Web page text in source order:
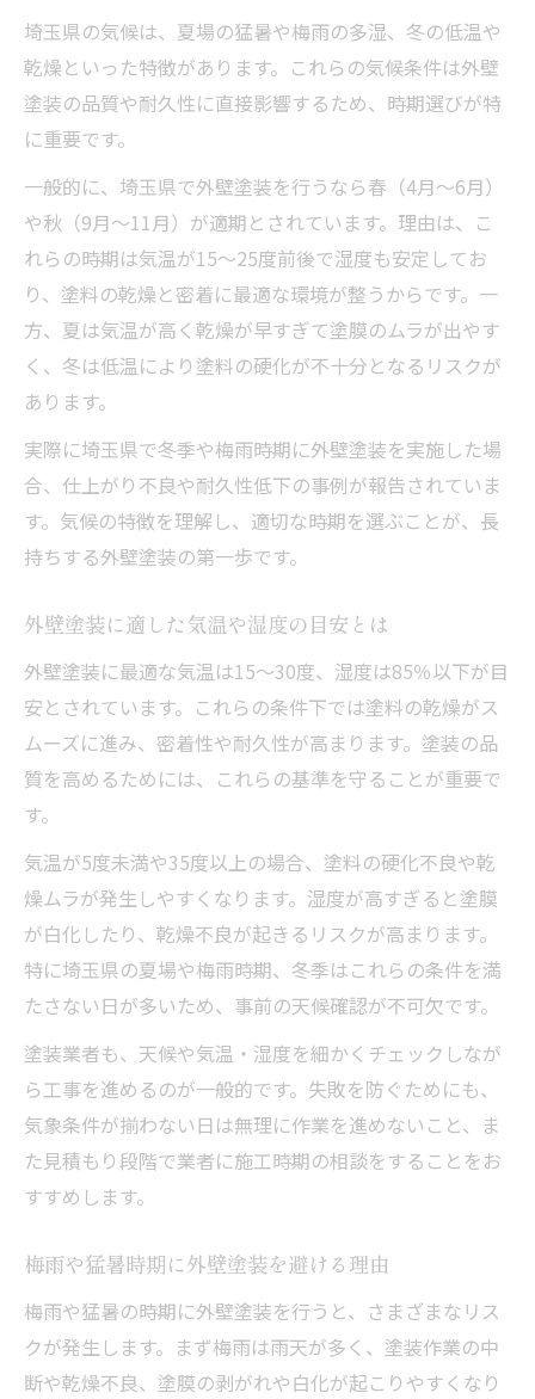
外壁塗装では湿度と風を必ずチェックしよ
う
高湿度時の外壁塗装が招くトラブル例
外壁塗装の乾燥不良を防ぐ湿度管理術
外壁塗装で飛散防止に必要な現場対策
外壁塗装で避けたい天候リスク徹底解説
外壁塗装で起こりうる天候リスクを知ろう
塗装を避けるべき天気とその理由
外壁塗装に影響する雨・雪・霜のリスク解
説
天候変化への柔軟な対応で外壁塗装を成功
へ
埼玉県の気候は、夏場の猛暑や梅雨の多湿、冬の低温や
乾燥といった特徴があります。これらの気候条件は外壁
塗装の品質や耐久性に直接影響するため、時期選びが特
に重要です。
一般的に、埼玉県で外壁塗装を行うなら春（4月～6月）
や秋（9月～11月）が適期とされています。理由は、こ
れらの時期は気温が15～25度前後で湿度も安定してお
り、塗料の乾燥と密着に最適な環境が整うからです。一
方、夏は気温が高く乾燥が早すぎて塗膜のムラが出やす
く、冬は低温により塗料の硬化が不十分となるリスクが
あります。
実際に埼玉県で冬季や梅雨時期に外壁塗装を実施した場
合、仕上がり不良や耐久性低下の事例が報告されていま
す。気候の特徴を理解し、適切な時期を選ぶことが、長
持ちする外壁塗装の第一歩です。
外壁塗装に適した気温や湿度の目安とは
外壁塗装に最適な気温は15～30度、湿度は85％以下が目
安とされています。これらの条件下では塗料の乾燥がス
ムーズに進み、密着性や耐久性が高まります。塗装の品
質を高めるためには、これらの基準を守ることが重要で
す。
気温が5度未満や35度以上の場合、塗料の硬化不良や乾
燥ムラが発生しやすくなります。湿度が高すぎると塗膜
が白化したり、乾燥不良が起きるリスクが高まります。
特に埼玉県の夏場や梅雨時期、冬季はこれらの条件を満
たさない日が多いため、事前の天候確認が不可欠です。
塗装業者も、天候や気温・湿度を細かくチェックしなが
ら工事を進めるのが一般的です。失敗を防ぐためにも、
気象条件が揃わない日は無理に作業を進めないこと、ま
た見積もり段階で業者に施工時期の相談をすることをお
すすめします。
梅雨や猛暑時期に外壁塗装を避ける理由
梅雨や猛暑の時期に外壁塗装を行うと、さまざまなリス
クが発生します。まず梅雨は雨天が多く、塗装作業の中
断や乾燥不良、塗膜の剥がれや白化が起こりやすくなり